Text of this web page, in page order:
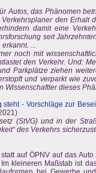
Autos, das Phänomen
den Erhalt
damit eine
seit
...
noch mit
den Verkehr. Und:
Parkplätze ziehen
und verparkt wie
Wissenschaftler dieses
- Vorschläge zur
(StVG) und in der
des Verkehrs
auf ÖPNV auf das
kleineren Maßstab ist